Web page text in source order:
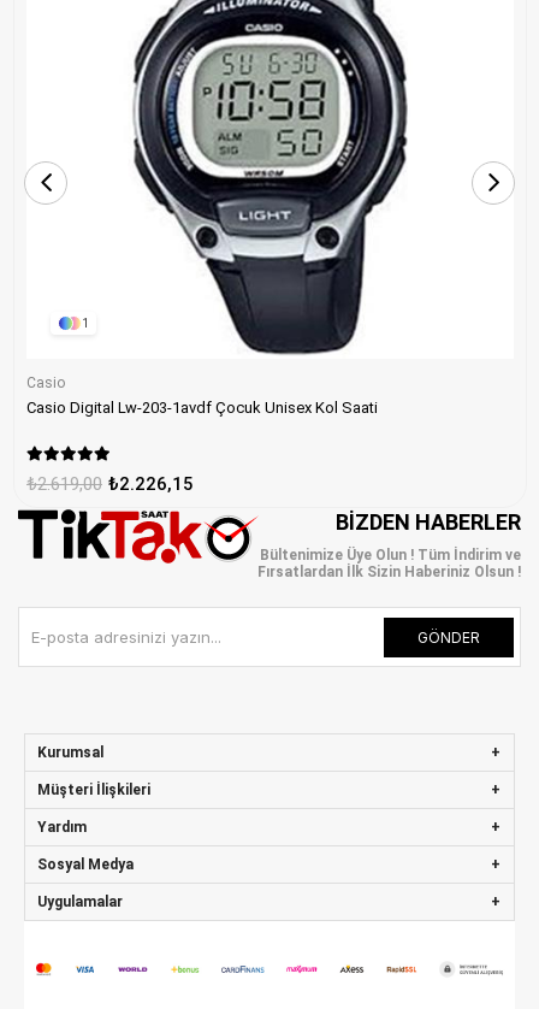
1
Casio
Casio Digital Lw-203-1avdf Çocuk Unisex Kol Saati
₺2.226,15
₺2.619,00
BIZDEN HABERLER
Bültenimize Üye Olun ! Tüm İndirim ve
Fırsatlardan İlk Sizin Haberiniz Olsun !
GÖNDER
Kurumsal
Müşteri İlişkileri
Yardım
Sosyal Medya
Uygulamalar